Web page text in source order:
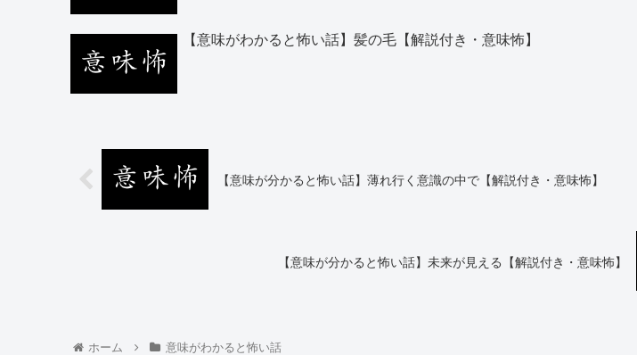
【意味がわかると怖い話】髪の毛【解説付き・意味怖】
【意味が分かると怖い話】薄れ行く意識の中で【解説付き・意味怖】
【意味が分かると怖い話】未来が見える【解説付き・意味怖】
ホーム 意味がわかると怖い話